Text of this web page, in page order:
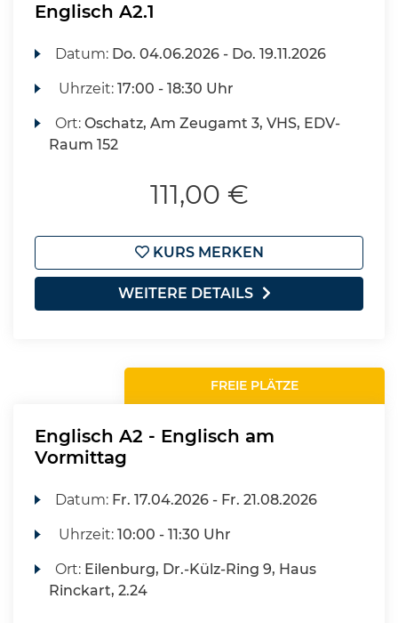
Englisch A2.1
Datum: Do. 04.06.2026 - Do. 19.11.2026
Uhrzeit:17:00 - 18:30 Uhr
Ort:Oschatz, Am Zeugamt 3, VHS, EDV-
Raum 152
111,00 €
KURS MERKEN
WEITERE DETAILS
FREIE PLÄTZE
Englisch A2 - Englisch am
Vormittag
Datum: Fr. 17.04.2026 - Fr. 21.08.2026
Uhrzeit:10:00 - 11:30 Uhr
Ort: Eilenburg, Dr.-Külz-Ring 9, Haus
Rinckart, 2.24